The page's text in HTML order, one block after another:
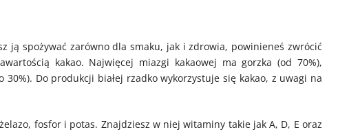
ją spożywać zarówno dla smaku, jak i zdrowia, powinieneś zwrócić
kakao. Najwięcej miazgi kakaowej ma gorzka (od 70%),
Do produkcji białej rzadko wykorzystuje się kakao, z uwagi na
fosfor i potas. Znajdziesz w niej witaminy takie jak A, D, E oraz